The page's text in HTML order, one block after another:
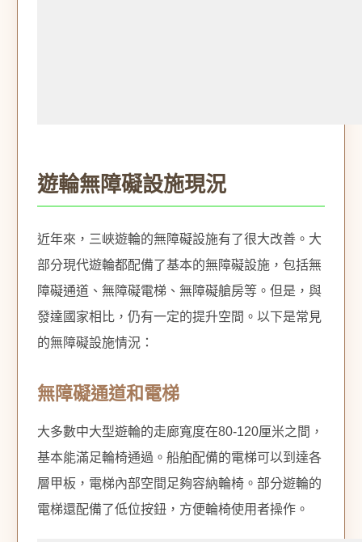
遊輪無障礙設施現況
近年來，三峽遊輪的無障礙設施有了很大改善。大
部分現代遊輪都配備了基本的無障礙設施，包括無
障礙通道、無障礙電梯、無障礙艙房等。但是，與
發達國家相比，仍有一定的提升空間。以下是常見
的無障礙設施情況：
無障礙通道和電梯
大多數中大型遊輪的走廊寬度在80-120厘米之間，
基本能滿足輪椅通過。船舶配備的電梯可以到達各
層甲板，電梯內部空間足夠容納輪椅。部分遊輪的
電梯還配備了低位按鈕，方便輪椅使用者操作。